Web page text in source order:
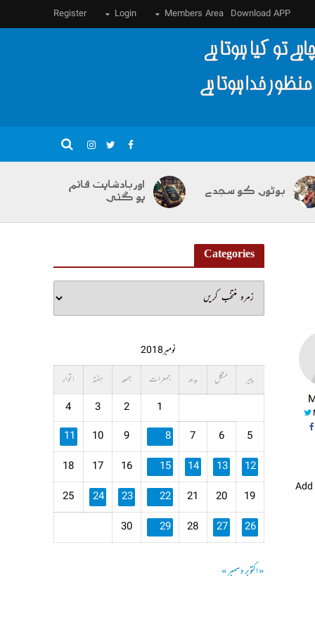
Download APP
Members Area
Login
Register
بوٹوں کو سجدے
اور بادشاہت قائم
ہو گئی
Categories
نومبر 2018
پیر
منگل بدھ جمعرات جمعہ ہفتہ اتوار
1
2
3
4
5
6
7
8
9
10
11
12
13
14
15
16
17
18
19
20
21
22
23
24
25
26
27
28
29
30
« اکتوبردسمبر »